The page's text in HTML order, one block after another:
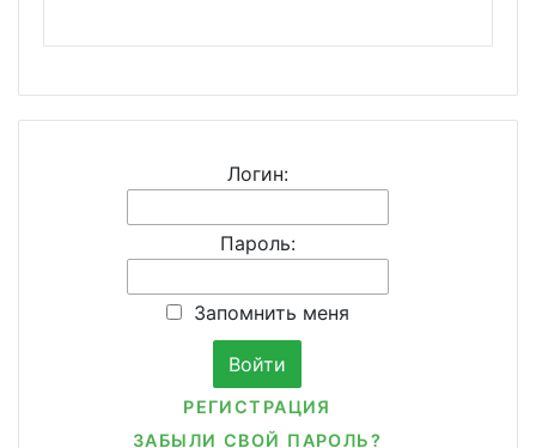
Логин:
Пароль:
Запомнить меня
РЕГИСТРАЦИЯ
ЗАБЫЛИ СВОЙ ПАРОЛЬ?